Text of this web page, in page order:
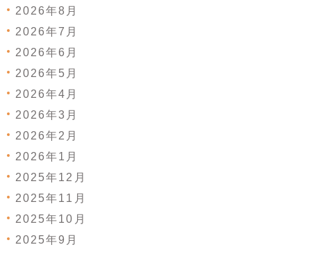
2026年8月
2026年7月
2026年6月
2026年5月
2026年4月
2026年3月
2026年2月
2026年1月
2025年12月
2025年11月
2025年10月
2025年9月